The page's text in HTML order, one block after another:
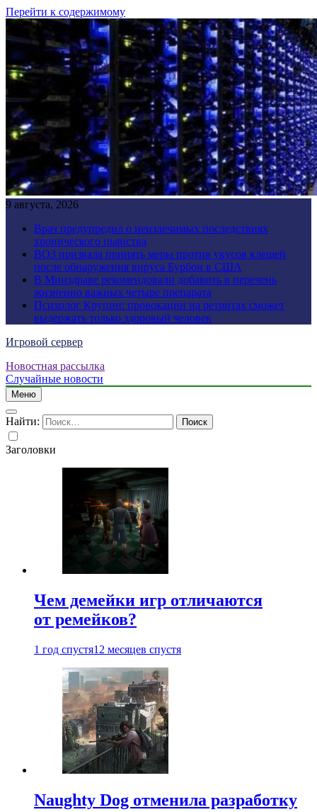
Перейти к содержимому
9 августа, 2026
Врач предупредил о неизлечимых последствиях
хронического пьянства
ВОЗ призвала принять меры против укусов клещей
после обнаружения вируса Бурбон в США
В Минздраве рекомендовали добавить в перечень
жизненно важных четыре препарата
Психолог Крупин: провокации на ретритах сможет
выдержать только здоровый человек
Игровой сервер
Новостная рассылка
Случайные новости
Меню
Найти:
Заголовки
Чем демейки игр отличаются
от ремейков?
1 год спустя12 месяцев спустя
Naughty Dog отменила разработку